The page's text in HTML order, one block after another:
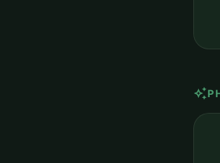
auto_awesome